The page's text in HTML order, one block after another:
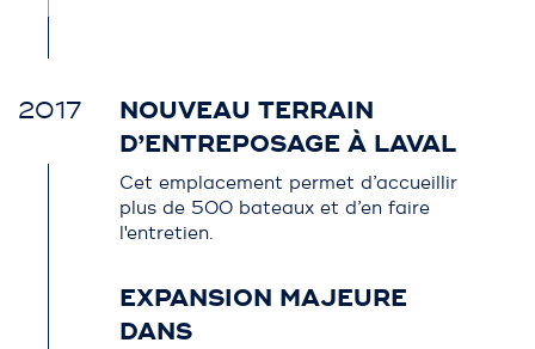
NOUVEAU TERRAIN
2017
D’ENTREPOSAGE À LAVAL
Cet emplacement permet d’accueillir
plus de 500 bateaux et d’en faire
l'entretien.
EXPANSION MAJEURE
DANS